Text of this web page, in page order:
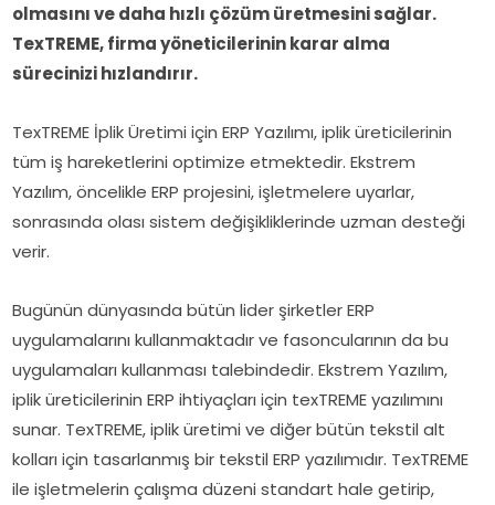
olmasını ve daha hızlı çözüm üretmesini sağlar.
TexTREME, firma yöneticilerinin karar alma
sürecinizi hızlandırır.
TexTREME İplik Üretimi için ERP Yazılımı, iplik üreticilerinin
tüm iş hareketlerini optimize etmektedir. Ekstrem
Yazılım, öncelikle ERP projesini, işletmelere uyarlar,
sonrasında olası sistem değişikliklerinde uzman desteği
verir.
Bugünün dünyasında bütün lider şirketler ERP
uygulamalarını kullanmaktadır ve fasoncularının da bu
uygulamaları kullanması talebindedir. Ekstrem Yazılım,
iplik üreticilerinin ERP ihtiyaçları için texTREME yazılımını
sunar. TexTREME, iplik üretimi ve diğer bütün tekstil alt
kolları için tasarlanmış bir tekstil ERP yazılımıdır. TexTREME
ile işletmelerin çalışma düzeni standart hale getirip,